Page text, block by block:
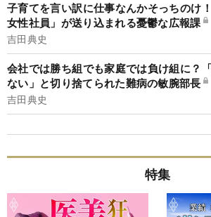
子育てを言い訳に仕事なんかそっちのけ
女性社員」が送り込まれる憂鬱な広報課
吉田典史
会社では勝ち組でも家庭では負け組に？
ない」と切り捨てられた難病の敏腕部長
吉田典史
特集